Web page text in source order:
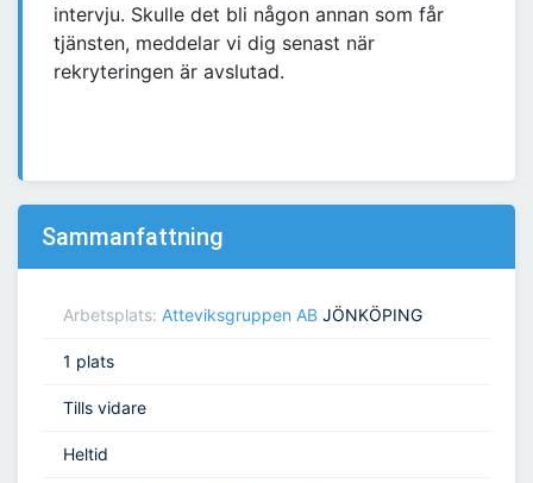
intervju. Skulle det bli någon annan som får
tjänsten, meddelar vi dig senast när
rekryteringen är avslutad.
Sammanfattning
Arbetsplats: Atteviksgruppen AB JÖNKÖPING
1 plats
Tills vidare
Heltid